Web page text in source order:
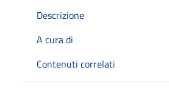
Descrizione
A cura di
Contenuti correlati